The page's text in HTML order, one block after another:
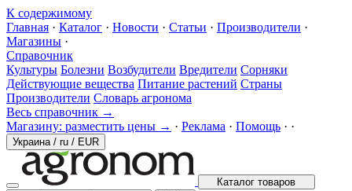
К содержимому
Главная · Каталог · Новости · Статьи · Производители ·
Магазины ·
Справочник
Культуры Болезни Возбудители Вредители Сорняки
Действующие вещества Питание растений Страны
Производители Словарь агронома
Весь справочник →
Магазину: разместить цены → · Реклама · Помощь · ·
Украина / ru / EUR
Каталог товаров